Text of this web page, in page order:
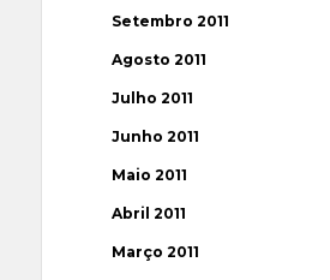
Setembro 2011
Agosto 2011
Julho 2011
Junho 2011
Maio 2011
Abril 2011
Março 2011